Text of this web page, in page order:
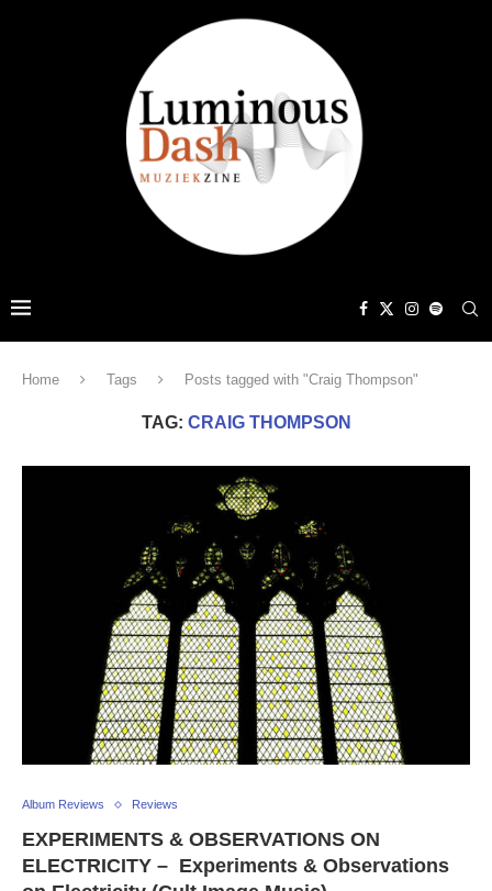
Home Tags Posts tagged with "Craig Thompson"
TAG: CRAIG THOMPSON
Album Reviews Reviews
EXPERIMENTS & OBSERVATIONS ON
ELECTRICITY – Experiments & Observations